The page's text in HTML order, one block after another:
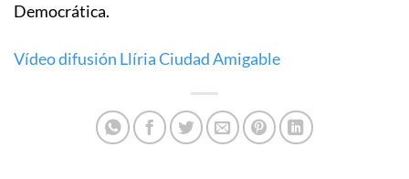
Democrática.
Vídeo difusión Llíria Ciudad Amigable